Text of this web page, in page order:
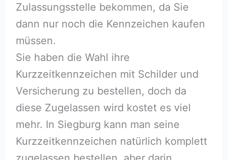
Zulassungsstelle bekommen, da Sie
dann nur noch die Kennzeichen kaufen
müssen.
Sie haben die Wahl ihre
Kurzzeitkennzeichen mit Schilder und
Versicherung zu bestellen, doch da
diese Zugelassen wird kostet es viel
mehr. In Siegburg kann man seine
Kurzzeitkennzeichen natürlich komplett